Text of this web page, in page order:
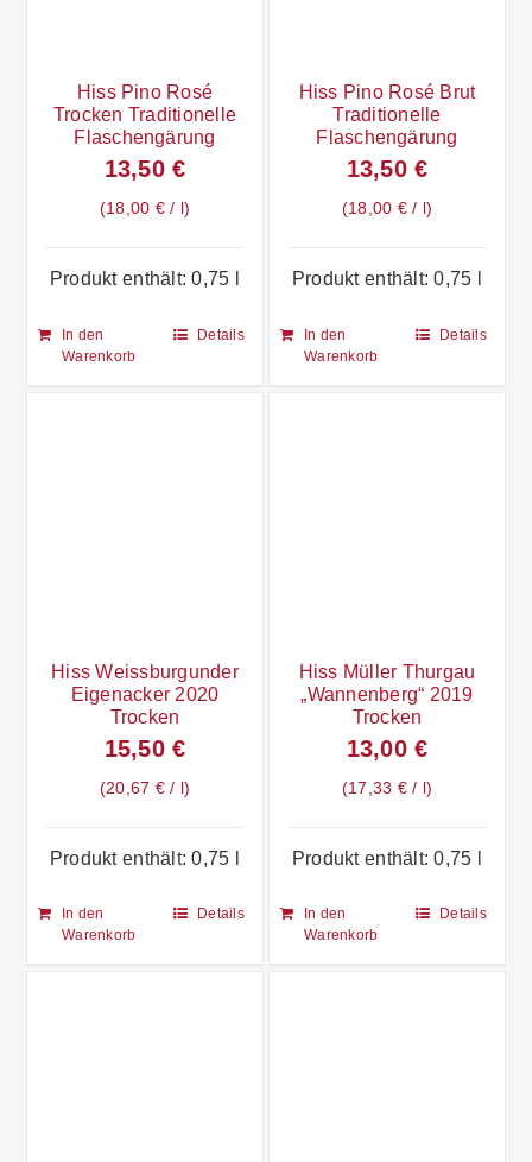
Hiss Pino Rosé
Trocken Traditionelle
Flaschengärung
13,50€
18,00 €/ l
Produkt enthält: 0,75
In den
Warenkorb
Details
Hiss Pino Rosé Brut
Traditionelle
Flaschengärung
13,50€
18,00 €/ l
Produkt enthält: 0,75
In den
Warenkorb
Details
Hiss Weissburgunder
Eigenacker 2020
Trocken
15,50€
20,67 €/ l
Produkt enthält: 0,75 l
In den
Warenkorb
Details
Hiss Müller Thurgau
„Wannenberg“ 2019
Trocken
13,00€
17,33 €/ l
Produkt enthält: 0,75 l
In den
Warenkorb
Details